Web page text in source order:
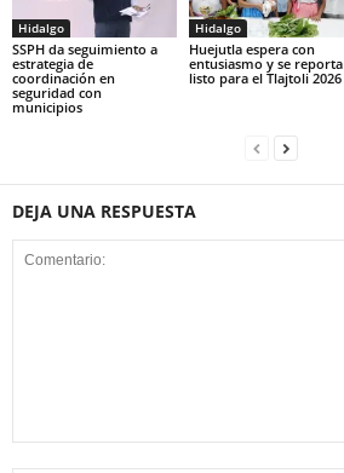
Hidalgo
SSPH da seguimiento a
estrategia de
coordinación en
seguridad con
municipios
Hidalgo
Huejutla espera con
entusiasmo y se reporta
listo para el Tlajtoli 2026
DEJA UNA RESPUESTA